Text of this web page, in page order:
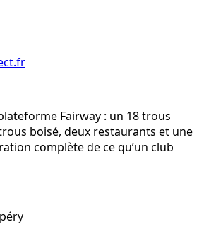
Fairway : un 18 trous
boisé, deux restaurants et une
complète de ce qu’un club